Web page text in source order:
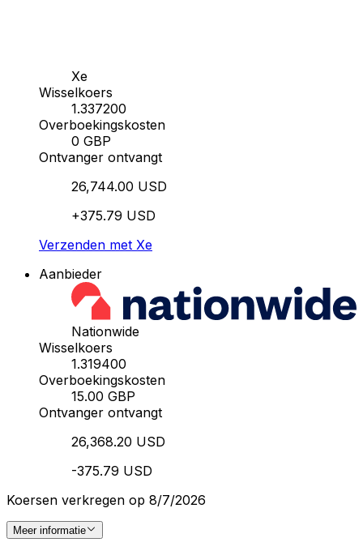
Xe
Wisselkoers
1.337200
Overboekingskosten
0 GBP
Ontvanger ontvangt
26,744.00 USD
+375.79 USD
Verzenden met Xe
Aanbieder
Nationwide
Wisselkoers
1.319400
Overboekingskosten
15.00 GBP
Ontvanger ontvangt
26,368.20 USD
-375.79 USD
Koersen verkregen op 8/7/2026
Meer informatie